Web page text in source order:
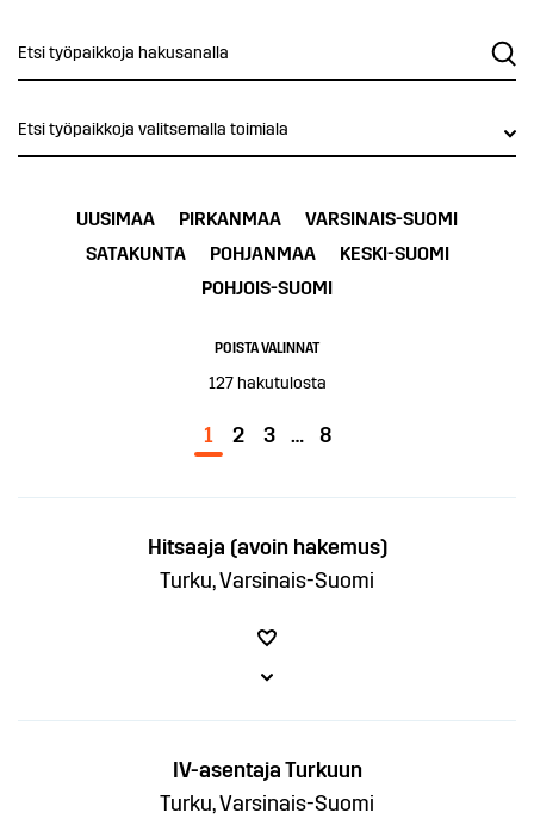
Etsi työpaikkoja valitsemalla toimiala
UUSIMAA PIRKANMAA
VARSINAIS-SUOMI
SATAKUNTA
POHJANMAA
KESKI-SUOMI
POHJOIS-SUOMI
POISTA VALINNAT
127hakutulosta
1 2 3 … 8
Hitsaaja (avoin hakemus)
Turku, Varsinais-Suomi
IV-asentaja Turkuun
Turku, Varsinais-Suomi